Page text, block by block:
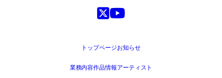
トップページお知らせ
業務内容作品情報アーティスト